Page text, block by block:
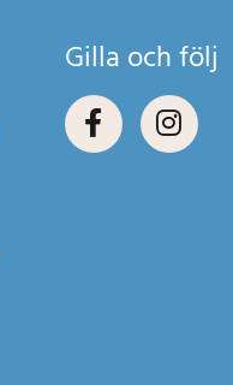
Gilla och följ